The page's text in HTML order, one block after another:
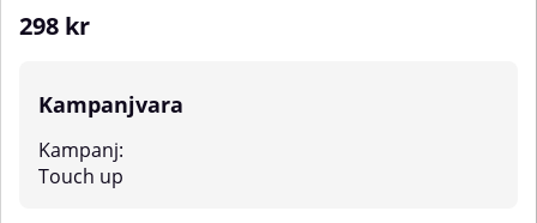
298 kr
Kampanjvara
Kampanj:
Touch up